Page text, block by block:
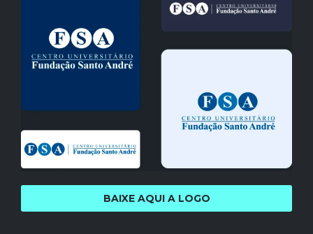
BAIXE AQUI A LOGO